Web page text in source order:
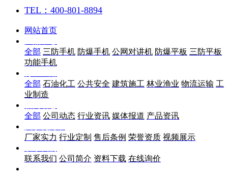
TEL：400-801-8894
网站首页
全部 三防手机 防爆手机 公网对讲机 防爆平板 三防平板
功能手机
全部 石油化工 公共安全 建筑施工 林业渔业 物流运输 工
业制造
全部 公司动态 行业资讯 媒体报道 产品资讯
厂家实力 行业定制 售后条例 荣誉资质 视频展示
联系我们 公司简介 资料下载 在线询价